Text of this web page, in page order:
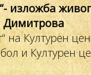
изложба
на Културен
и Културен